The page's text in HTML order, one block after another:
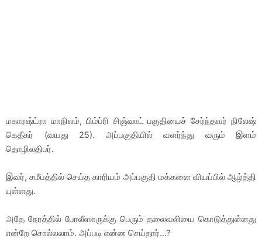
மகாரஷ்ட்ரா மாநிலம், பிம்ப்ரி சிஞ்வாட் பகுதியைச் சேர்ந்தவர் நிலேஷ்
கெதீகர் (வயது 25). அப்பகுதியில் வளர்ந்து வரும் இளம்
தொழிலதிபர்.
இவர், சமீபத்தில் செய்த காரியம் அப்பகுதி மக்களை வியப்பில் ஆழ்த்தி
யுள்ளது.
அதே நேரத்தில் போலீஸாருக்கு பெரும் தலைவலியை கொடுத்துள்ளது
என்றே சொல்லலாம். அப்படி என்ன செய்தார்...?